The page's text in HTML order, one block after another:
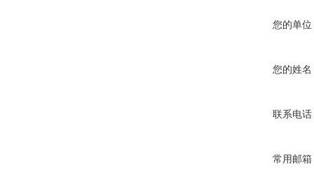
您的单位
您的姓名
联系电话
常用邮箱